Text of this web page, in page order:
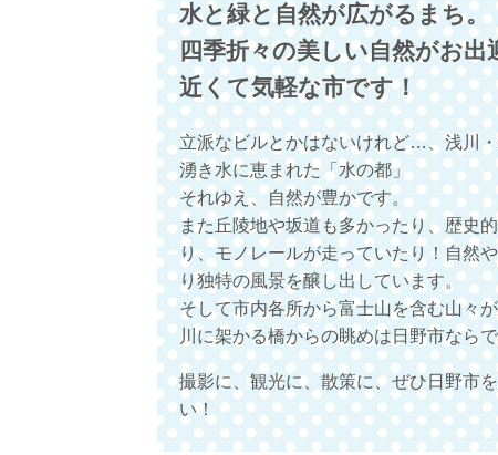
水と緑と自然が広がるまち。
四季折々の美しい自然がお出
近くて気軽な市です！
立派なビルとかはないけれど…、浅川
湧き水に恵まれた「水の都」
それゆえ、自然が豊かです。
また丘陵地や坂道も多かったり、歴史
り、モノレールが走っていたり！自然
り独特の風景を醸し出しています。
そして市内各所から富士山を含む山々
川に架かる橋からの眺めは日野市なら
撮影に、観光に、散策に、ぜひ日野市
い！